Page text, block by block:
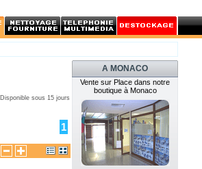
Disponible sous 15 jours
1
A MONACO
Vente sur Place dans notre
boutique à Monaco